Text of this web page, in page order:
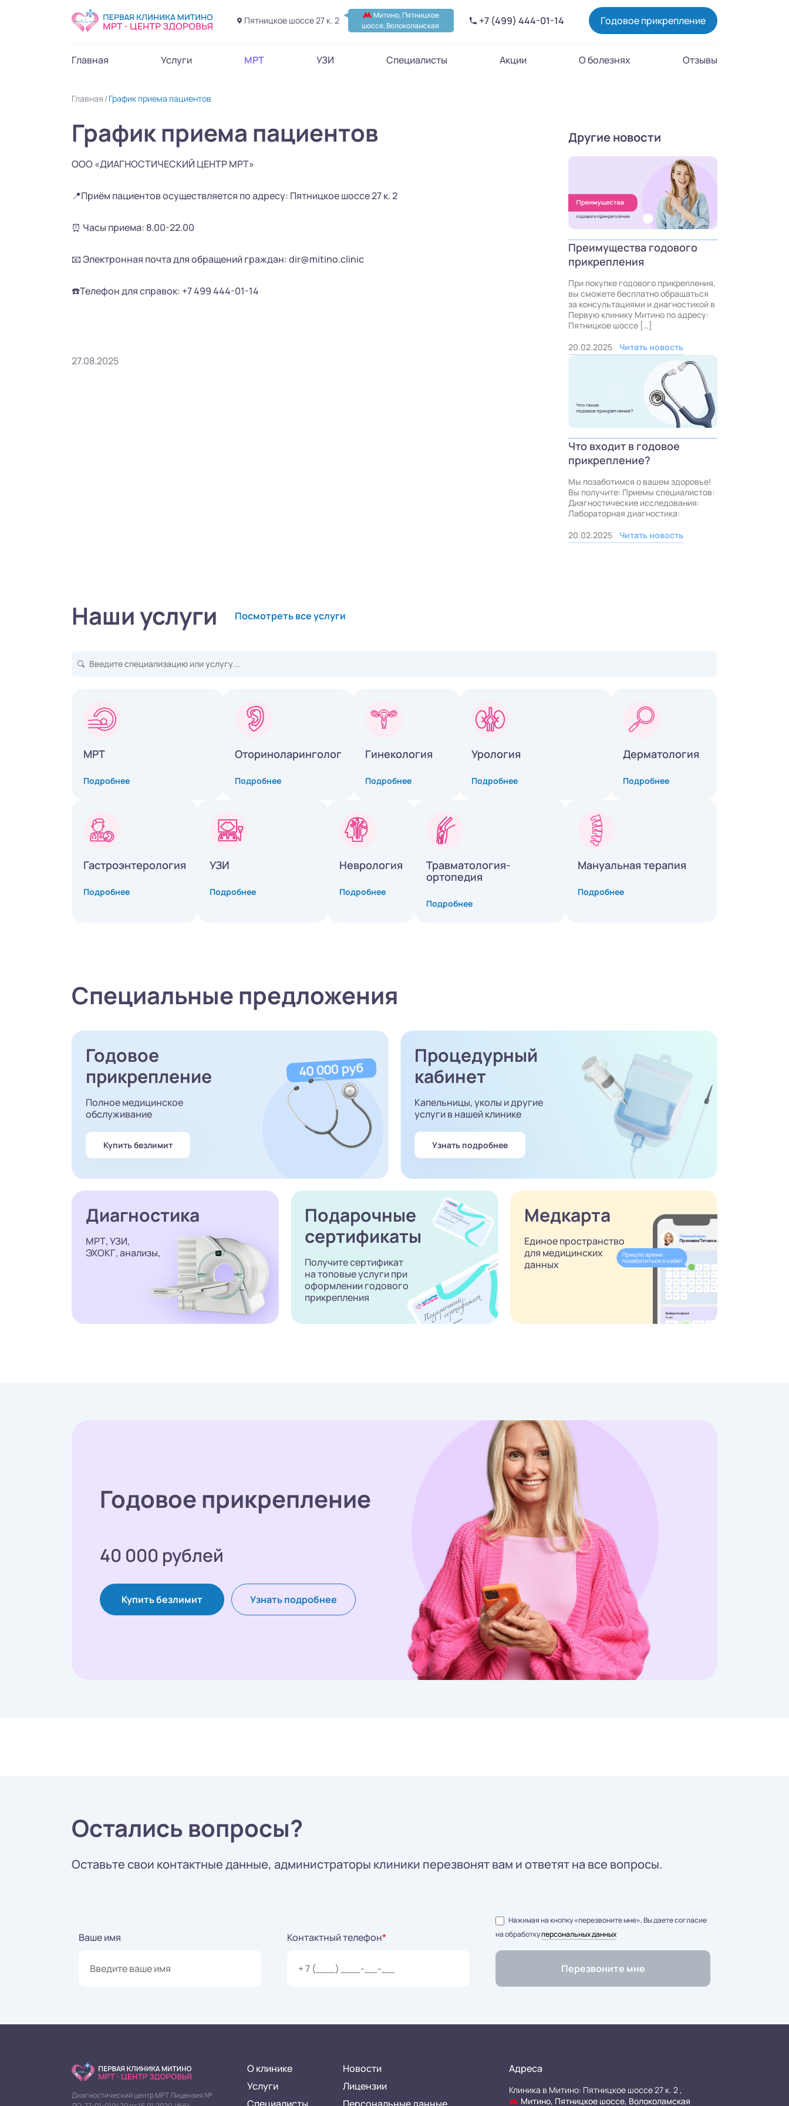
Пятницкое шоссе 27 к. 2
Митино, Пятницкое
шоссе, Волоколамская
+7 (499) 444-01-14 Годовое прикрепление
Главная Услуги МРТ УЗИ Специалисты Акции О болезнях Отзывы
Главная График приема пациентов
График приема пациентов
ООО «ДИАГНОСТИЧЕСКИЙ ЦЕНТР МРТ»
📍Приём пациентов осуществляется по адресу: Пятницкое шоссе 27 к. 2
⏰ Часы приема: 8.00-22.00
📧 Электронная почта для обращений граждан: dir@mitino.clinic
☎️Телефон для справок: +7 499 444-01-14
27.08.2025
Другие новости
Преимущества годового
прикрепления
При покупке годового прикрепления,
вы сможете бесплатно обращаться
за консультациями и диагностикой в
Первую клинику Митино по адресу:
Пятницкое шоссе […]
20.02.2025
Читать новость
Что входит в годовое
прикрепление?
Мы позаботимся о вашем здоровье!
Вы получите: Приемы специалистов:
Диагностические исследования:
Лабораторная диагностика:
20.02.2025
Читать новость
Наши услуги Посмотреть все услуги
МРТ
Подробнее
Оториноларинголог
Подробнее
Гинекология
Подробнее
Урология
Подробнее
Дерматология
Подробнее
Гастроэнтерология
Подробнее
УЗИ
Подробнее
Неврология
Подробнее
Травматология-
ортопедия
Подробнее
Мануальная терапия
Подробнее
Специальные предложения
Годовое
прикрепление
Полное медицинское
обслуживание
Купить безлимит
Процедурный
кабинет
Капельницы, уколы и другие
услуги в нашей клинике
Узнать подробнее
Диагностика
МРТ, УЗИ,
ЭХОКГ, анализы,
Подарочные
сертификаты
Получите сертификат
на топовые услуги при
оформлении годового
прикрепления
Медкарта
Единое пространство
для медицинских
данных
Годовое прикрепление
40 000 рублей
Купить безлимит Узнать подробнее
Остались вопросы?
Оставьте свои контактные данные, администраторы клиники перезвонят вам и ответят на все вопросы.
Ваше имя Контактный телефон*
Нажимая на кнопку «перезвоните мне», Вы даете согласие
на обработкуперсональных данных
Диагностический центр МРТ Лицензия №
О клинике
Услуги
Новости
Лицензии
Адреса
Клиника в Митино: Пятницкое шоссе 27 к. 2 ,
Митино, Пятницкое шоссе, Волоколамская